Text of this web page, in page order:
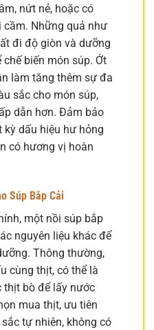
nứt nẻ, hoặc có
cầm. Những quả như
đi độ giòn và dưỡng
biến món súp. Ớt
làm tăng thêm sự đa
sắc cho món súp,
dẫn hơn. Đảm bảo
dấu hiệu hư hỏng
có hương vị hoàn
Súp Bắp Cải
một nồi súp bắp
nguyên liệu khác để
Thông thường,
cùng thịt, có thể là
thịt bò để lấy nước
mua thịt, ưu tiên
tự nhiên, không có